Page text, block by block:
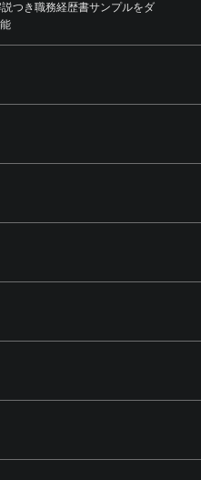
つき職務経歴書サンプルをダ